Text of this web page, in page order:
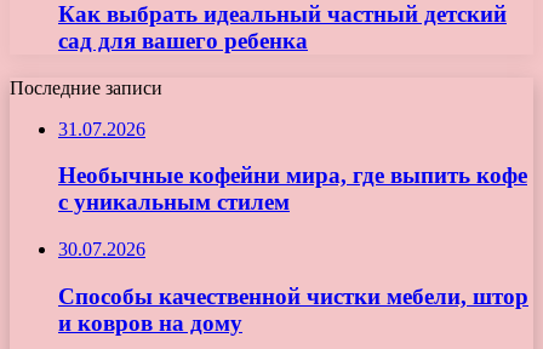
Как выбрать идеальный частный детский
сад для вашего ребенка
Последние записи
31.07.2026
Необычные кофейни мира, где выпить кофе
с уникальным стилем
30.07.2026
Способы качественной чистки мебели, штор
и ковров на дому